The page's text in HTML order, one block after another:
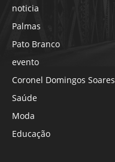
noticia
Palmas
Pato Branco
evento
Coronel Domingos Soares
Saúde
Moda
Educação